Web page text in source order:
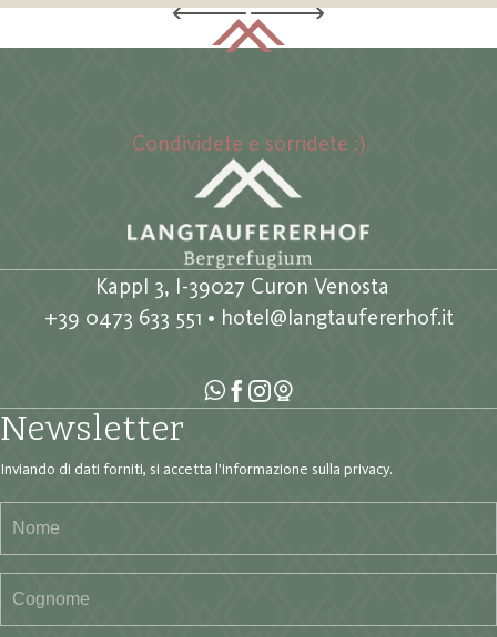
Condividete e sorridete :)
Kappl 3, I-39027 Curon Venosta
+39 0473 633 551 • hotel@langtaufererhof.it
Newsletter
Inviando di dati forniti, si accetta l'informazione sulla privacy.